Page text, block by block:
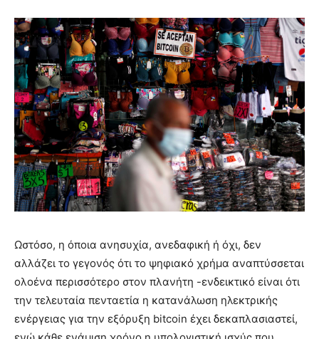
Ωστόσο, η όποια ανησυχία, ανεδαφική ή όχι, δεν
αλλάζει το γεγονός ότι το ψηφιακό χρήμα αναπτύσσεται
ολοένα περισσότερο στον πλανήτη -ενδεικτικό είναι ότι
την τελευταία πενταετία η κατανάλωση ηλεκτρικής
ενέργειας για την εξόρυξη bitcoin έχει δεκαπλασιαστεί,